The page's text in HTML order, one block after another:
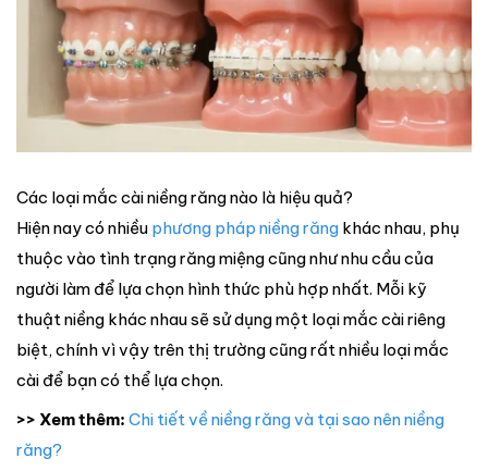
Các loại mắc cài niềng răng nào là hiệu quả?
Hiện nay có nhiều phương pháp niềng răng khác nhau, phụ
thuộc vào tình trạng răng miệng cũng như nhu cầu của
người làm để lựa chọn hình thức phù hợp nhất. Mỗi kỹ
thuật niềng khác nhau sẽ sử dụng một loại mắc cài riêng
biệt, chính vì vậy trên thị trường cũng rất nhiều loại mắc
cài để bạn có thể lựa chọn.
>> Xem thêm: Chi tiết về niềng răng và tại sao nên niềng
răng?